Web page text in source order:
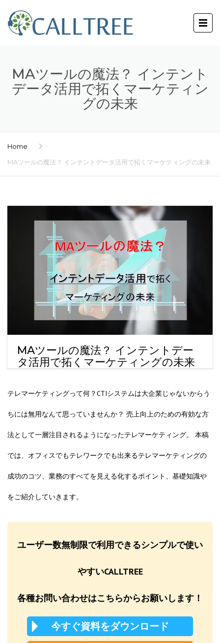
MAツールの魔法？ インテント
データ活用で拓くマーケティン
グの未来
Home
MAツールの魔法？ インテントデータ活用で拓くマーケティングの未来
MAツールの魔法？ インテントデー
タ活用で拓くマーケティングの未来
テレマーケティングって何？CTIシステムは大企業じゃないからう
ちには無用なんて思っていませんか？ 売上向上のための有効な方
法として一層注目されるようになったテレマーケティング。 本稿
では、オフィスでもテレワークでも出来るテレマーケティングの
成功のコツ、業務のすべてを見える化するポイント、基礎知識や
をご紹介していきます。
ユーザー数無制限で利用できるシンプルで使い
やすいCALLTREE
各種お問い合わせはこちらからお願いします！
今すぐ資料をダウンロード